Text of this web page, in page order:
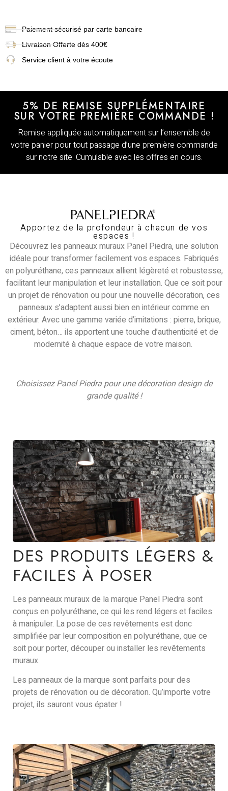
Paiement sécurisé par carte bancaire
Livraison Offerte dès 400€
Service client à votre écoute
5% DE REMISE SUPPLÉMENTAIRE
SUR VOTRE PREMIÈRE COMMANDE !
Remise appliquée automatiquement sur l’ensemble de
votre panier pour tout passage d’une première commande
sur notre site. Cumulable avec les offres en cours.
Apportez de la profondeur à chacun de vos
espaces !
Découvrez les panneaux muraux Panel Piedra, une solution
idéale pour transformer facilement vos espaces. Fabriqués
en polyuréthane, ces panneaux allient légèreté et robustesse,
facilitant leur manipulation et leur installation. Que ce soit pour
un projet de rénovation ou pour une nouvelle décoration, ces
panneaux s’adaptent aussi bien en intérieur comme en
extérieur. Avec une gamme variée d’imitations : pierre, brique,
ciment, béton… ils apportent une touche d’authenticité et de
modernité à chaque espace de votre maison.
Choisissez Panel Piedra pour une décoration design de
grande qualité !
DES PRODUITS LÉGERS &
FACILES À POSER
Les panneaux muraux de la marque Panel Piedra sont
conçus en polyuréthane, ce qui les rend légers et faciles
à manipuler. La pose de ces revêtements est donc
simplifiée par leur composition en polyuréthane, que ce
soit pour porter, découper ou installer les revêtements
muraux.
Les panneaux de la marque sont parfaits pour des
projets de rénovation ou de décoration. Qu’importe votre
projet, ils sauront vous épater !